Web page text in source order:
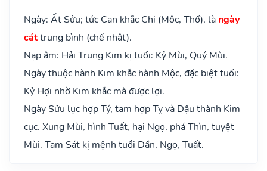
Ngày: Ất Sửu; tức Can khắc Chi (Mộc, Thổ), là ngày
cáttrung bình (chế nhật).
Nạp âm: Hải Trung Kim kị tuổi: Kỷ Mùi, Quý Mùi.
Ngày thuộc hành Kim khắc hành Mộc, đặc biệt tuổi:
Kỷ Hợi nhờ Kim khắc mà được lợi.
Ngày Sửu lục hợp Tý, tam hợp Tỵ và Dậu thành Kim
cục. Xung Mùi, hình Tuất, hại Ngọ, phá Thìn, tuyệt
Mùi. Tam Sát kị mệnh tuổi Dần, Ngọ, Tuất.